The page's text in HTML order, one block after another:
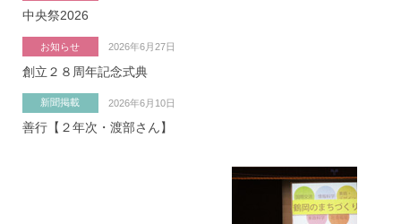
中央祭2026
お知らせ 2026年6月27日
創立２８周年記念式典
新聞掲載 2026年6月10日
善行【２年次・渡部さん】